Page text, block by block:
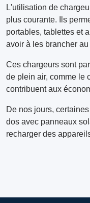
L'utilisation de
plus courante. Ils
portables, tablettes et
avoir à les brancher
Ces chargeurs sont
de plein air, comme le
contribuent aux
De nos jours,
dos avec panneaux
recharger des